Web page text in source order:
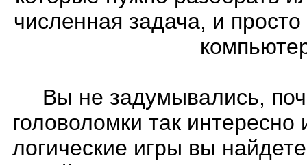
численная задача, и
Вы не задумывались,
головоломки так
логические игры вы